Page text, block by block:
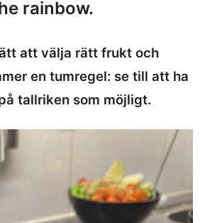
rainbow.
att välja rätt frukt och
en tumregel: se till att ha
tallriken som möjligt.